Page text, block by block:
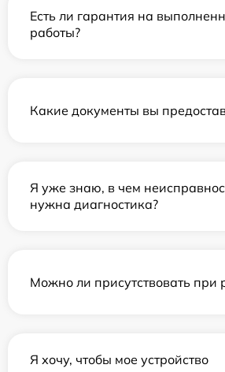
Есть ли гарантия на
работы?
Какие документы вы
Я уже знаю, в чем
нужна диагностика?
Можно ли присутствовать при
Я хочу, чтобы мое устройство